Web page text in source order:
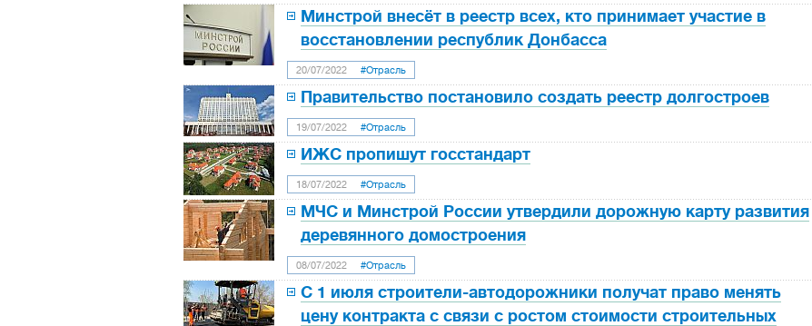
Минстрой внесёт в реестр всех, кто принимает участие в
восстановлении республик Донбасса
20/07/2022 #Отрасль
Правительство постановило создать реестр долгостроев
19/07/2022 #Отрасль
ИЖС пропишут госстандарт
18/07/2022 #Отрасль
МЧС и Минстрой России утвердили дорожную карту развития
деревянного домостроения
08/07/2022 #Отрасль
С 1 июля строители-автодорожники получат право менять
цену контракта с связи с ростом стоимости строительных